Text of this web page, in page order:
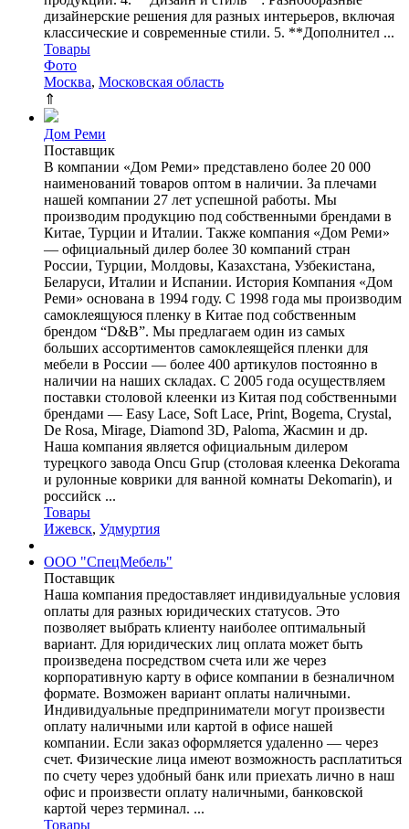
дизайнерские решения для разных интерьеров, включая
классические и современные стили. 5. **Дополнител ...
Товары
Фото
Москва, Московская область
⇑
Дом Реми
Поставщик
В компании «Дом Реми» представлено более 20 000
наименований товаров оптом в наличии. За плечами
нашей компании 27 лет успешной работы. Мы
производим продукцию под собственными брендами в
Китае, Турции и Италии. Также компания «Дом Реми»
— официальный дилер более 30 компаний стран
России, Турции, Молдовы, Казахстана, Узбекистана,
Беларуси, Италии и Испании. История Компания «Дом
Реми» основана в 1994 году. С 1998 года мы производим
самоклеящуюся пленку в Китае под собственным
брендом “D&B”. Мы предлагаем один из самых
больших ассортиментов самоклеящейся пленки для
мебели в России — более 400 артикулов постоянно в
наличии на наших складах. С 2005 года осуществляем
поставки столовой клеенки из Китая под собственными
брендами — Easy Lace, Soft Lace, Print, Bogema, Crystal,
De Rosa, Mirage, Diamond 3D, Paloma, Жасмин и др.
Наша компания является официальным дилером
турецкого завода Oncu Grup (столовая клеенка Dekorama
и рулонные коврики для ванной комнаты Dekomarin), и
российск ...
Товары
Ижевск, Удмуртия
ООО "СпецМебель"
Поставщик
Наша компания предоставляет индивидуальные условия
оплаты для разных юридических статусов. Это
позволяет выбрать клиенту наиболее оптимальный
вариант. Для юридических лиц оплата может быть
произведена посредством счета или же через
корпоративную карту в офисе компании в безналичном
формате. Возможен вариант оплаты наличными.
Индивидуальные предприниматели могут произвести
оплату наличными или картой в офисе нашей
компании. Если заказ оформляется удаленно — через
счет. Физические лица имеют возможность расплатиться
по счету через удобный банк или приехать лично в наш
офис и произвести оплату наличными, банковской
картой через терминал. ...
Товары